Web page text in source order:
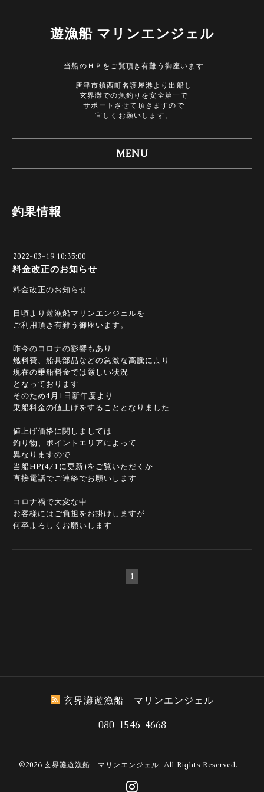
遊漁船 マリンエンジェル
当船のＨＰをご覧頂き有難う御座います
唐津市鎮西町名護屋港より出船し
玄界灘での魚釣りを安全第一で
サポートさせて頂きますので
宜しくお願いします。
MENU
釣果情報
2022-03-19 10:35:00
料金改正のお知らせ
料金改正のお知らせ
日頃より遊漁船マリンエンジェルを
ご利用頂き有難う御座います。
昨今のコロナの影響もあり
燃料費、船具部品などの急激な高騰により
現在の乗船料金では厳しい状況
となっております
そのため4月1日新年度より
乗船料金の値上げをすることとなりました
値上げ価格に関しましては
釣り物、ポイントエリアによって
異なりますので
当船HP(4/1に更新)をご覧いただくか
直接電話でご連絡でお願いします
コロナ禍で大変な中
お客様にはご負担をお掛けしますが
何卒よろしくお願いします
1
玄界灘遊漁船 マリンエンジェル
080-1546-4668
©2026 玄界灘遊漁船 マリンエンジェル. All Rights Reserved.